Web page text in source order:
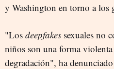
y Washington en torno a los
"Los deepfakes sexuales no
niños son una forma
degradación", ha